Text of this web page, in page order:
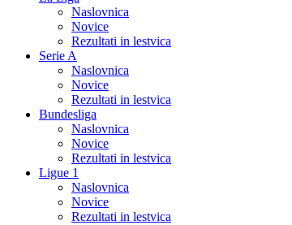
Naslovnica
Novice
Rezultati in lestvica
Serie A
Naslovnica
Novice
Rezultati in lestvica
Bundesliga
Naslovnica
Novice
Rezultati in lestvica
Ligue 1
Naslovnica
Novice
Rezultati in lestvica